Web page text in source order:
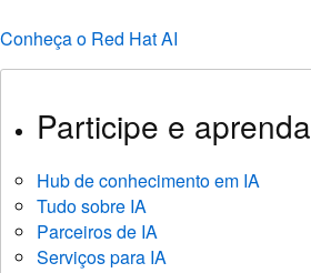
Conheça o Red Hat AI
Participe e aprenda
Hub de conhecimento em IA
Tudo sobre IA
Parceiros de IA
Serviços para IA